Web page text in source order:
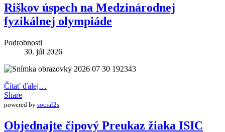
Riškov úspech na Medzinárodnej
fyzikálnej olympiáde
Podrobnosti
30. júl 2026
Čítať ďalej…
Share
powered by social2s
Objednajte čipový Preukaz žiaka ISIC